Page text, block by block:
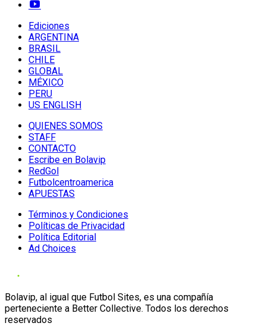
Ediciones
ARGENTINA
BRASIL
CHILE
GLOBAL
MÉXICO
PERU
US ENGLISH
QUIENES SOMOS
STAFF
CONTACTO
Escribe en Bolavip
RedGol
Futbolcentroamerica
APUESTAS
Términos y Condiciones
Políticas de Privacidad
Política Editorial
Ad Choices
Bolavip, al igual que Futbol Sites, es una compañía
perteneciente a Better Collective. Todos los derechos
reservados